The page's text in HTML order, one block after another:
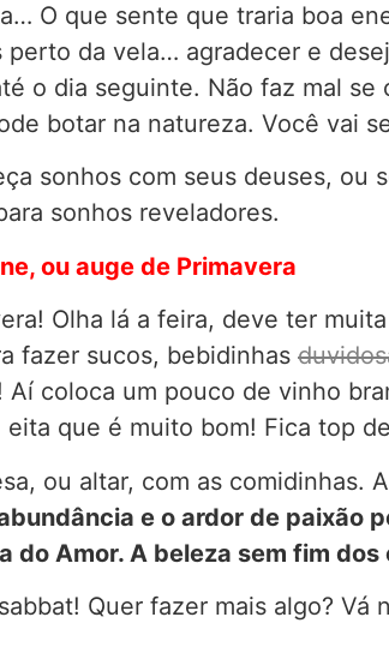
O que sente que traria boa
perto da vela… agradecer e
o dia seguinte. Não faz mal
botar na natureza. Você vai
sonhos com seus deuses, ou
sonhos reveladores.
ou auge de Primavera
Olha lá a feira, deve ter
fazer sucos, bebidinhas
Aí coloca um pouco de vinho
que é muito bom! Fica top
ou altar, com as comidinhas.
e o ardor de paixão
do Amor. A beleza sem fim
Quer fazer mais algo? Vá